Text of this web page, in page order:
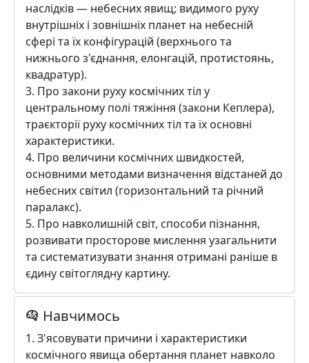
наслідків — небесних явищ; видимого руху
внутрішніх і зовнішніх планет на небесній
сфері та їх конфігурацій (верхнього та
нижнього з'єднання, елонгацій, протистоянь,
квадратур).
3. Про закони руху космічних тіл у
центральному полі тяжіння (закони Кеплера),
траєкторії руху космічних тіл та їх основні
характеристики.
4. Про величини космічних швидкостей,
основними методами визначення відстаней до
небесних світил (горизонтальний та річний
паралакс).
5. Про навколишній світ, способи пізнання,
розвивати просторове мислення узагальнити
та систематизувати знання отримані раніше в
єдину світоглядну картину.
Навчимось
1. З'ясовувати причини і характеристики
космічного явища обертання планет навколо